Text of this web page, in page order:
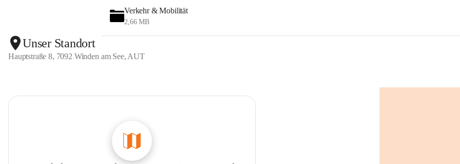
Verkehr & Mobilität
2,66 MB
Unser Standort
Hauptstraße 8, 7092 Winden am See, AUT